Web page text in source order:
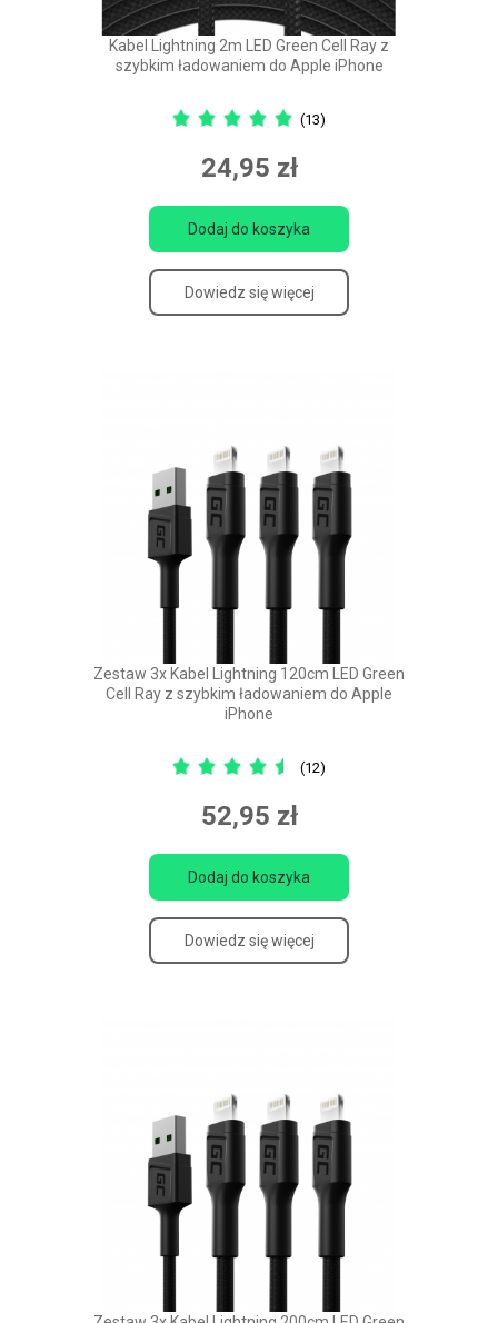
Kabel Lightning 2m LED Green Cell Ray z
szybkim ładowaniem do Apple iPhone
(13)
24,95 zł
Dodaj do koszyka
Dowiedz się więcej
Zestaw 3x Kabel Lightning 120cm LED Green
Cell Ray z szybkim ładowaniem do Apple
iPhone
(12)
52,95 zł
Dodaj do koszyka
Dowiedz się więcej